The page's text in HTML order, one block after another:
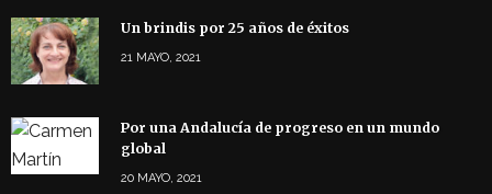
Un brindis por 25 años de éxitos
21 MAYO, 2021
Por una Andalucía de progreso en un mundo
global
20 MAYO, 2021